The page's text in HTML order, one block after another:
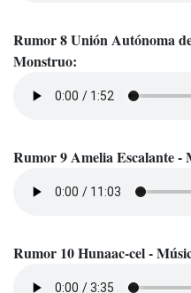
Rumor 8 Unión Autónoma
Monstruo:
Rumor 9 Amelia Escalante -
Rumor 10 Hunaac-cel -